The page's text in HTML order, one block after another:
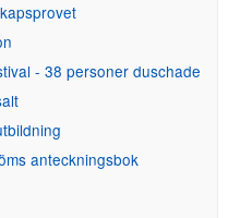
- 38 personer duschade
anteckningsbok